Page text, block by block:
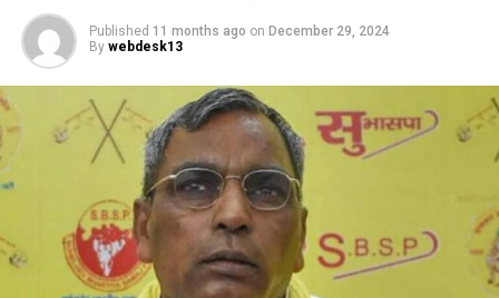
Published 11 months ago on December 29, 2024
By webdesk13